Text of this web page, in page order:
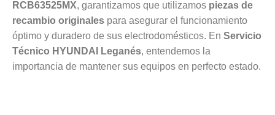
RCB63525MX, garantizamos que utilizamos piezas de
recambio originales para asegurar el funcionamiento
óptimo y duradero de sus electrodomésticos. En Servicio
Técnico HYUNDAI Leganés, entendemos la
importancia de mantener sus equipos en perfecto estado.